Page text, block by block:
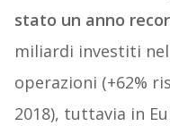
stato un anno
miliardi investiti
operazioni (+62%
2018), tuttavia in